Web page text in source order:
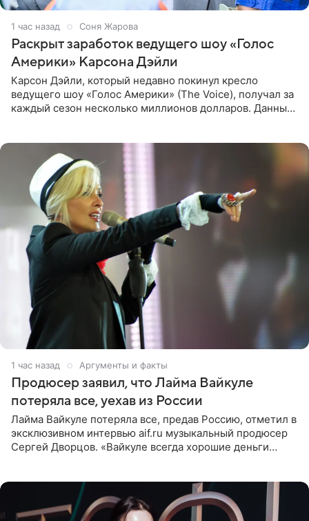
1 час назад Соня Жарова
Раскрыт заработок ведущего шоу «Голос
Америки» Карсона Дэйли
Карсон Дэйли, который недавно покинул кресло
ведущего шоу «Голос Америки» (The Voice), получал за
каждый сезон несколько миллионов долларов. Данные
1 час назад Аргументы и факты
Продюсер заявил, что Лайма Вайкуле
потеряла все, уехав из России
Лайма Вайкуле потеряла все, предав Россию, отметил в
эксклюзивном интервью aif.ru музыкальный продюсер
Сергей Дворцов. «Вайкуле всегда хорошие деньги